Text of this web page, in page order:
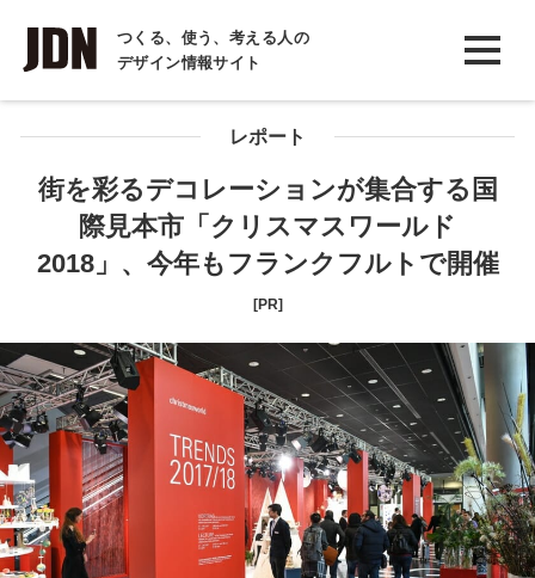
つくる、使う、考える人の
デザイン情報サイト
INTERVIEW
インタビュー
REPORT
COLUMN
コラム
レポート
街を彩るデコレーションが集合する国
際見本市「クリスマスワールド
2018」、今年もフランクフルトで開催
[PR]